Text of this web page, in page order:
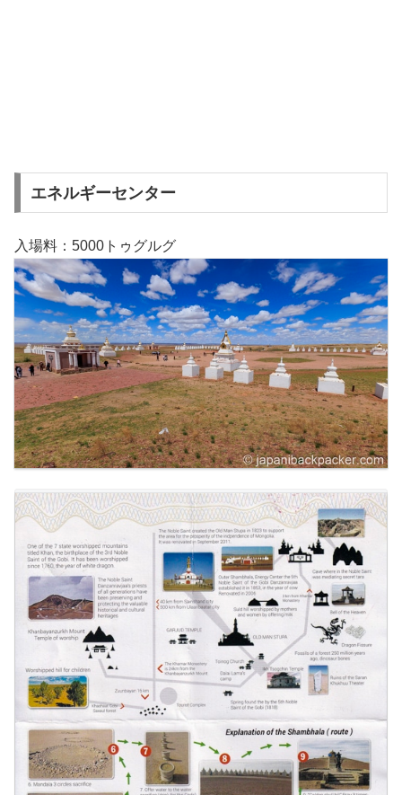
エネルギーセンター
入場料：5000トゥグルグ